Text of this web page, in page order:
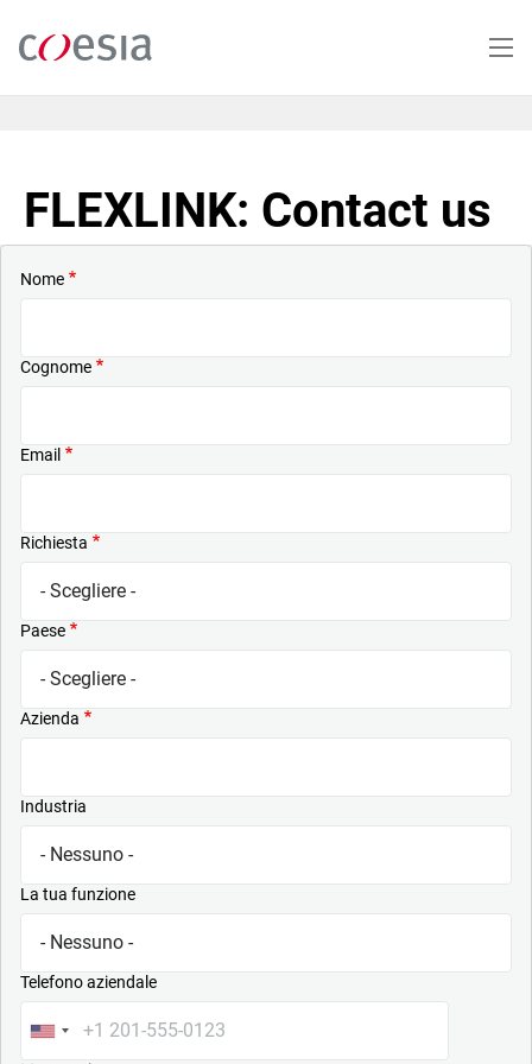
contenuto
FLEXLINK: Contact us
Nome
Cognome
Email
Richiesta
Paese
Azienda
Industria
La tua funzione
Telefono aziendale